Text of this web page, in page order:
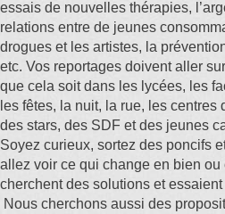
essais de nouvelles thérapies,
relations entre de jeunes
drogues et les artistes, la
etc. Vos reportages doivent aller
que cela soit dans les lycées, les
les fêtes, la nuit, la rue, les
des stars, des SDF et des jeunes
Soyez curieux, sortez des poncifs
allez voir ce qui change en bien
cherchent des solutions et
Nous cherchons aussi des